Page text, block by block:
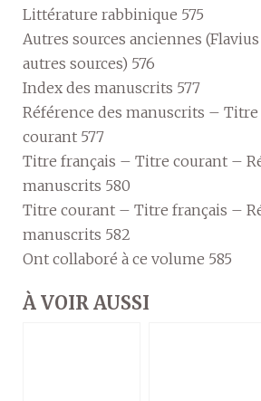
Littérature rabbinique 575
Autres sources anciennes
autres sources) 576
Index des manuscrits 577
Référence des manuscrits –
courant 577
Titre français – Titre courant –
manuscrits 580
Titre courant – Titre français –
manuscrits 582
Ont collaboré à ce volume 585
À VOIR AUSSI